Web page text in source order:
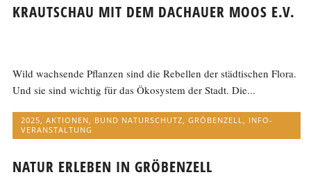
KRAUTSCHAU MIT DEM DACHAUER MOOS E.V.
Wild wachsende Pflanzen sind die Rebellen der städtischen Flora.
Und sie sind wichtig für das Ökosystem der Stadt. Die...
2025,AKTIONEN, BUND NATURSCHUTZ,GRÖBENZELL, INFO-
VERANSTALTUNG
NATUR ERLEBEN IN GRÖBENZELL